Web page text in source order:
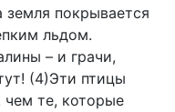
земля покрывается
льдом.
– и грачи,
(4)Эти птицы
чем те, которые